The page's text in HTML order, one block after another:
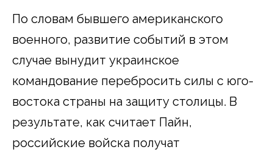
По словам бывшего американского
военного, развитие событий в этом
случае вынудит украинское
командование перебросить силы с юго-
востока страны на защиту столицы. В
результате, как считает Пайн,
российские войска получат